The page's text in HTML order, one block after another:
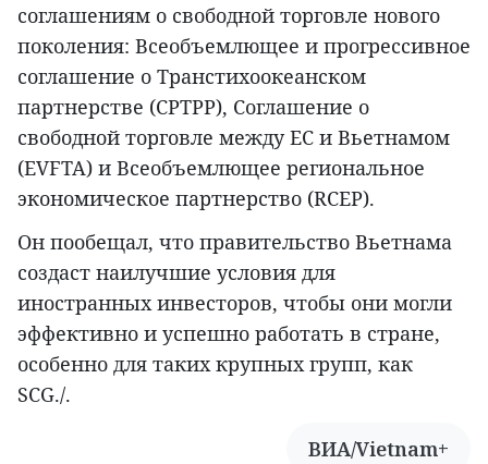
соглашениям о свободной торговле нового
поколения: Всеобъемлющее и прогрессивное
соглашение о Транстихоокеанском
партнерстве (CPTPP), Соглашение о
свободной торговле между ЕС и Вьетнамом
(EVFTA) и Всеобъемлющее региональное
экономическое партнерство (RCEP).
Он пообещал, что правительство Вьетнама
создаст наилучшие условия для
иностранных инвесторов, чтобы они могли
эффективно и успешно работать в стране,
особенно для таких крупных групп, как
SCG./.
ВИА/Vietnam+